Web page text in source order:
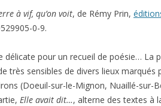
à vif, qu’on voit, de Rémy Prin,
0-9.
délicate pour un recueil de poésie… La
très sensibles de divers lieux marqués
(Doeuil-sur-le-Mignon, Nuaillé-sur-
Elle avait dit…, alterne des textes à